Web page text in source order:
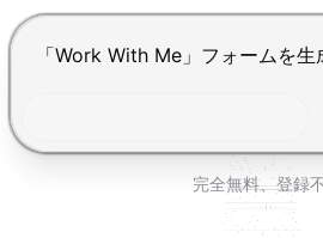
無料で試す
Enterで送信、Shift+Enterで改行
完全無料、登録